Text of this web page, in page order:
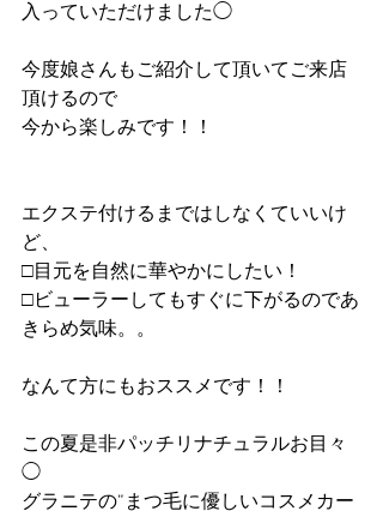
入っていただけました◯
今度娘さんもご紹介して頂いてご来店
頂けるので
今から楽しみです！！
エクステ付けるまではしなくていいけ
ど、
□目元を自然に華やかにしたい！
□ビューラーしてもすぐに下がるのであ
きらめ気味。。
なんて方にもおススメです！！
この夏是非パッチリナチュラルお目々
◯
グラニテの“まつ毛に優しいコスメカー